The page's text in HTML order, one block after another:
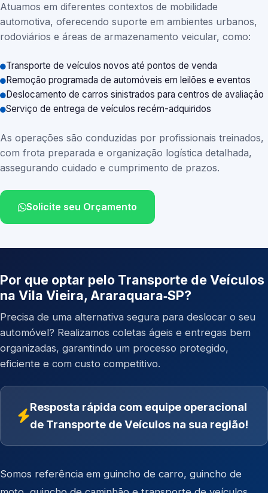
Atuamos em diferentes contextos de mobilidade
automotiva, oferecendo suporte em ambientes urbanos,
rodoviários e áreas de armazenamento veicular, como:
Transporte de veículos novos até pontos de venda
Remoção programada de automóveis em leilões e eventos
Deslocamento de carros sinistrados para centros de avaliação
Serviço de entrega de veículos recém-adquiridos
As operações são conduzidas por profissionais treinados,
com frota preparada e organização logística detalhada,
assegurando cuidado e cumprimento de prazos.
Solicite seu Orçamento
Por que optar pelo Transporte de Veículos
na Vila Vieira, Araraquara‑SP?
Precisa de uma alternativa segura para deslocar o seu
automóvel? Realizamos coletas ágeis e entregas bem
organizadas, garantindo um processo protegido,
eficiente e com custo competitivo.
Resposta rápida com equipe operacional
de Transporte de Veículos na sua região!
Somos referência em guincho de carro, guincho de